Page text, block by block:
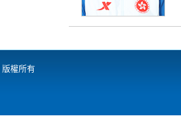
權所有